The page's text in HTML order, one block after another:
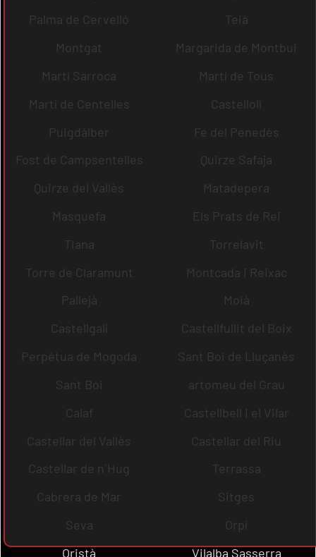
Palma de Cervelló
Teià
Montgat
Margarida de Montbui
Martí Sarroca
Martí de Tous
Martí de Centelles
Castellolí
Puigdàlber
Fe del Penedès
Fost de Campsentelles
Quirze Safaja
Quirze del Vallès
Matadepera
Masquefa
Els Prats de Rei
Tiana
Torrelavit
Torre de Claramunt
Montcada i Reixac
Pallejà
Moià
Castellgalí
Castellfullit del Boix
Perpètua de Mogoda
Sant Boi de Lluçanès
Sant Boi
artomeu del Grau
Calaf
Castellbell i el Vilar
Castellar del Vallès
Castellar del Riu
Castellar de n´Hug
Terrassa
Cabrera de Mar
Sitges
Seva
Orpí
Oristà
Vilalba Sasserra